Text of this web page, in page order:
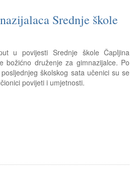
Srednje škole
u povijesti Srednje škole Čapljina
božićno druženje za gimnazijalce. Po
školskog sata učenici su se
povijeti i umjetnosti.